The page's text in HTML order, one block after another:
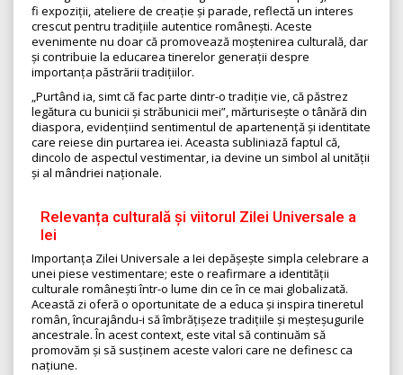
fi expoziții, ateliere de creație și parade, reflectă un interes
crescut pentru tradițiile autentice românești. Aceste
evenimente nu doar că promovează moștenirea culturală, dar
și contribuie la educarea tinerelor generații despre
importanța păstrării tradițiilor.
„Purtând ia, simt că fac parte dintr-o tradiție vie, că păstrez
legătura cu bunicii și străbunicii mei”, mărturisește o tânără din
diaspora, evidențiind sentimentul de apartenență și identitate
care reiese din purtarea iei. Aceasta subliniază faptul că,
dincolo de aspectul vestimentar, ia devine un simbol al unității
și al mândriei naționale.
Relevanța culturală și viitorul Zilei Universale a
Iei
Importanța Zilei Universale a Iei depășește simpla celebrare a
unei piese vestimentare; este o reafirmare a identității
culturale românești într-o lume din ce în ce mai globalizată.
Această zi oferă o oportunitate de a educa și inspira tineretul
român, încurajându-i să îmbrățișeze tradițiile și meșteșugurile
ancestrale. În acest context, este vital să continuăm să
promovăm și să susținem aceste valori care ne definesc ca
națiune.